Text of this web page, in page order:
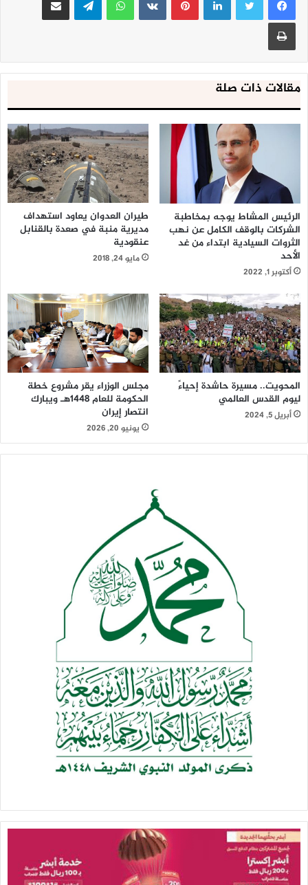
طباعة
مقالات ذات صلة
الرئيس المشاط يوجه بمخاطبة
الشركات بالوقف الكامل عن نهب
الثروات السيادية ابتداء من غد
الأحد
أكتوبر 1, 2022
طيران العدوان يعاود استهداف
مديرية منبة في صعدة بالقنابل
عنقودية
مايو 24, 2018
المحويت.. مسيرة حاشدة إحياءً
ليوم القدس العالمي
أبريل 5, 2024
مجلس الوزراء يقر مشروع خطة
الحكومة للعام 1448هـ ويبارك
انتصار إيران
يونيو 20, 2026